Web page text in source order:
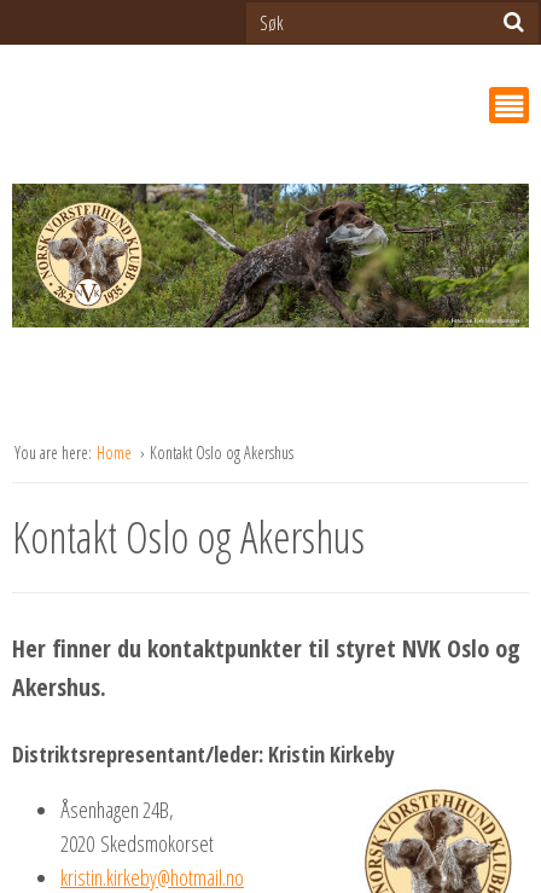
You are here: Home Kontakt Oslo og Akershus
Kontakt Oslo og Akershus
Her finner du kontaktpunkter til styret NVK Oslo og
Akershus.
Distriktsrepresentant/leder: Kristin Kirkeby
Åsenhagen 24B,
2020 Skedsmokorset
kristin.kirkeby@hotmail.no